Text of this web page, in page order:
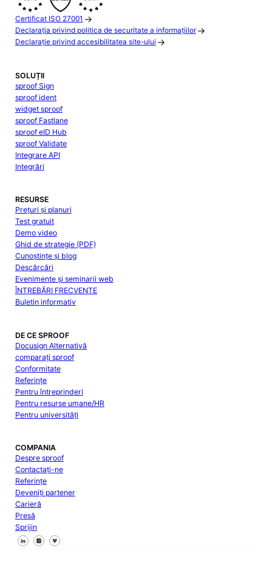
Certificat ISO 27001
Declarația privind politica de securitate a informațiilor
Declarație privind accesibilitatea site-ului
SOLUȚII
sproof Sign
sproof ident
widget sproof
sproof Fastlane
sproof eID Hub
sproof Validate
Integrare API
Integrări
RESURSE
Prețuri și planuri
Test gratuit
Demo video
Ghid de strategie (PDF)
Cunoștințe și blog
Descărcări
Evenimente și seminarii web
ÎNTREBĂRI FRECVENTE
Buletin informativ
DE CE SPROOF
Docusign Alternativă
comparați sproof
Conformitate
Referințe
Pentru întreprinderi
Pentru resurse umane/HR
Pentru universități
COMPANIA
Despre sproof
Contactați-ne
Referințe
Deveniți partener
Carieră
Presă
Sprijin
Urmăriți-ne pe Facebook
Urmăriți-ne pe X
Urmăriți-ne pe LinkedIn